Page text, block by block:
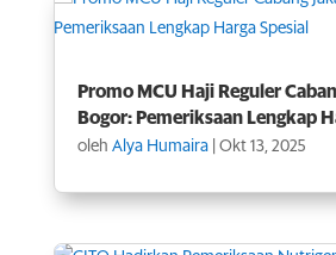
Promo MCU Haji Reguler
Bogor: Pemeriksaan Lengkap
oleh Alya Humaira| Okt 13, 2025